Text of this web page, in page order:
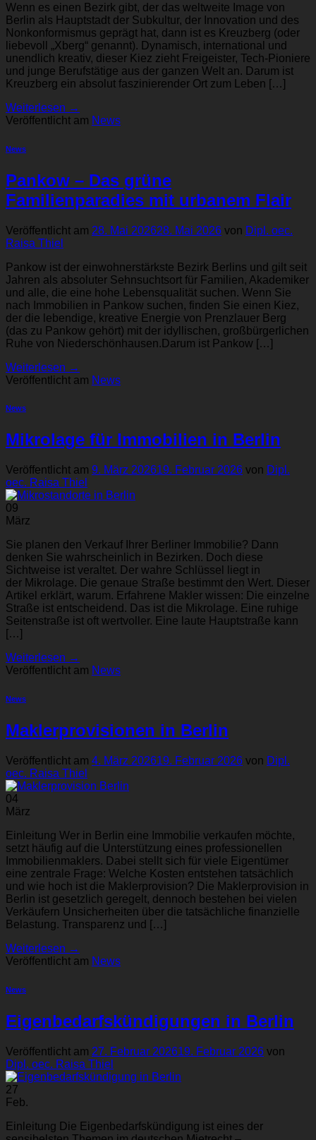
Wenn es einen Bezirk gibt, der das weltweite Image von
Berlin als Hauptstadt der Subkultur, der Innovation und des
Nonkonformismus geprägt hat, dann ist es Kreuzberg (oder
liebevoll „Xberg“ genannt). Dynamisch, international und
unendlich kreativ, dieser Kiez zieht Freigeister, Tech-Pioniere
und junge Berufstätige aus der ganzen Welt an. Darum ist
Kreuzberg ein absolut faszinierender Ort zum Leben […]
Weiterlesen →
Veröffentlicht am News
News
Pankow – Das grüne
Familienparadies mit urbanem Flair
Veröffentlicht am 28. Mai 202628. Mai 2026 von Dipl. oec.
Raisa Thiel
Pankow ist der einwohnerstärkste Bezirk Berlins und gilt seit
Jahren als absoluter Sehnsuchtsort für Familien, Akademiker
und alle, die eine hohe Lebensqualität suchen. Wenn Sie
nach Immobilien in Pankow suchen, finden Sie einen Kiez,
der die lebendige, kreative Energie von Prenzlauer Berg
(das zu Pankow gehört) mit der idyllischen, großbürgerlichen
Ruhe von Niederschönhausen.Darum ist Pankow […]
Weiterlesen →
Veröffentlicht am News
News
Mikrolage für Immobilien in Berlin
Veröffentlicht am 9. März 202619. Februar 2026 von Dipl.
oec. Raisa Thiel
09
März
Sie planen den Verkauf Ihrer Berliner Immobilie? Dann
denken Sie wahrscheinlich in Bezirken. Doch diese
Sichtweise ist veraltet. Der wahre Schlüssel liegt in
der Mikrolage. Die genaue Straße bestimmt den Wert. Dieser
Artikel erklärt, warum. Erfahrene Makler wissen: Die einzelne
Straße ist entscheidend. Das ist die Mikrolage. Eine ruhige
Seitenstraße ist oft wertvoller. Eine laute Hauptstraße kann
[…]
Weiterlesen →
Veröffentlicht am News
News
Maklerprovisionen in Berlin
Veröffentlicht am 4. März 202619. Februar 2026 von Dipl.
oec. Raisa Thiel
04
März
Einleitung Wer in Berlin eine Immobilie verkaufen möchte,
setzt häufig auf die Unterstützung eines professionellen
Immobilienmaklers. Dabei stellt sich für viele Eigentümer
eine zentrale Frage: Welche Kosten entstehen tatsächlich
und wie hoch ist die Maklerprovision? Die Maklerprovision in
Berlin ist gesetzlich geregelt, dennoch bestehen bei vielen
Verkäufern Unsicherheiten über die tatsächliche finanzielle
Belastung. Transparenz und […]
Weiterlesen →
Veröffentlicht am News
News
Eigenbedarfskündigungen in Berlin
Veröffentlicht am 27. Februar 202619. Februar 2026 von
Dipl. oec. Raisa Thiel
27
Feb.
Einleitung Die Eigenbedarfskündigung ist eines der